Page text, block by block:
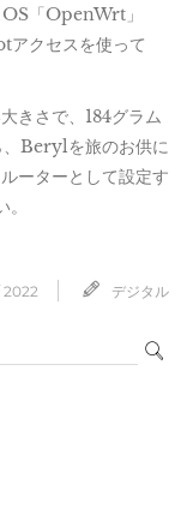
「OpenWrt」
アクセスを使って
きさで、184グラム
、Berylを旅のお供に
ーターとして設定す
2022 デジタル